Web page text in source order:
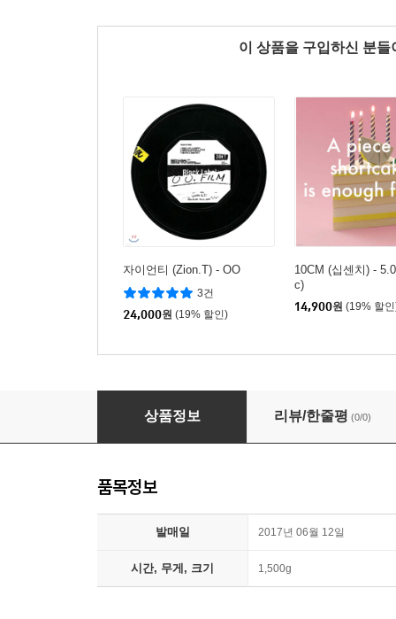
이 상품을 구입하신 분
자이언티 (Zion.T) - OO
3건
24,000원 (19% 할인)
10CM (십센치) -
c)
14,900원 (19% 할
요조 (Yozoh) - 나.아.당.궁
상품정보 리뷰/한줄평 (0/0)
품목정보
발매일 2017년 06월 12일
시간, 무게, 크기 1,500g